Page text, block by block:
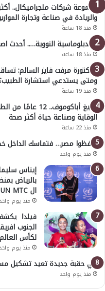
والريادة في صناعة وتجارة
منذ 18 ساعة
( الدبلوماسية النووية….. أحدث
منذ 18 ساعة
الدكتورة مرفت فايز السالم:
ومتى يستدعي استشارة
منذ 19 ساعة
أوليغ أباكوموف..
الوقاية وصناعة حياة أكثر صحة
منذ 22 ساعة
احفظوا مصر… فتماسك الداخل
منذ يوم واحد
إيناس
بالرياض
ال UN MTC
منذ يوم
فيلدا
الجنوب
لكأس العالم
منذ يوم
في حقبة جديدة تعيد تشكيل
منذ يوم واحد